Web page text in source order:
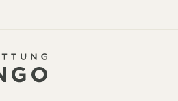
Manfred Hummel